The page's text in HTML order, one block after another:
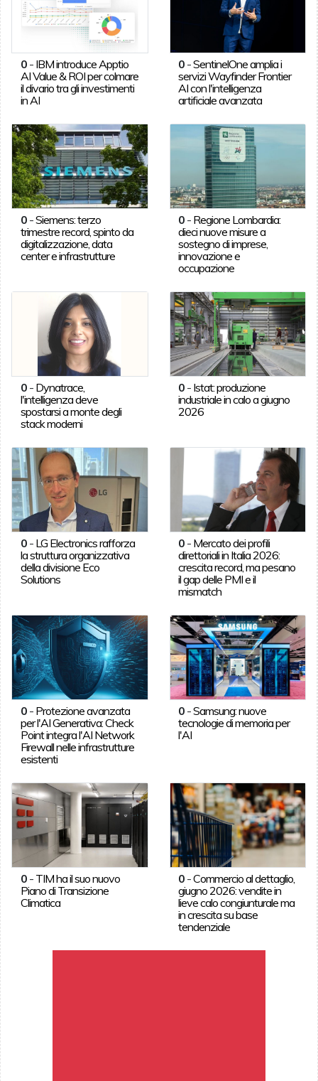
0- IBM introduce Apptio
AI Value & ROI per colmare
il divario tra gli investimenti
in AI
0 -SentinelOne amplia i
servizi Wayfinder Frontier
AI con l'intelligenza
artificiale avanzata
0-Siemens: terzo
trimestre record, spinto da
digitalizzazione, data
center e infrastrutture
0 - Regione Lombardia:
dieci nuove misure a
sostegno di imprese,
innovazione e
occupazione
0- Dynatrace,
l'intelligenza deve
spostarsi a monte degli
stack moderni
0 - Istat: produzione
industriale in calo a giugno
2026
0- LG Electronics rafforza
la struttura organizzativa
della divisione Eco
Solutions
0 - Mercato dei profili
direttoriali in Italia 2026:
crescita record, ma pesano
il gap delle PMI e il
mismatch
0- Protezione avanzata
per l'AI Generativa: Check
Point integra l'AI Network
Firewall nelle infrastrutture
esistenti
0 -Samsung: nuove
tecnologie di memoria per
l'AI
0- TIM ha il suo nuovo
Piano di Transizione
Climatica
0 -Commercio al dettaglio,
giugno 2026: vendite in
lieve calo congiunturale ma
in crescita su base
tendenziale